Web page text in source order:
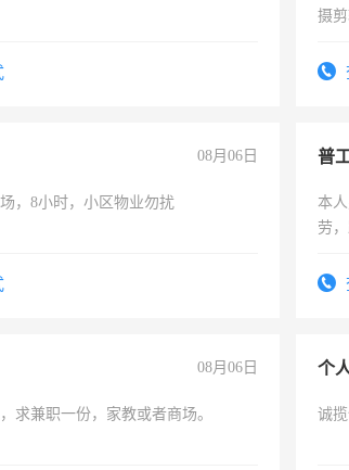
摄
以
08月06日
，8小时，小区物业勿扰
普
本
劳
08月06日
求兼职一份，家教或者商场。
个
诚